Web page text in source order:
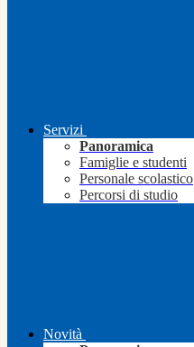
Servizi
Panoramica
Famiglie e studenti
Personale scolastico
Percorsi di studio
Novità